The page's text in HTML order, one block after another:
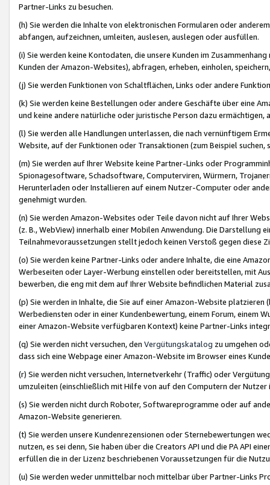
Partner-Links zu besuchen.
(h) Sie werden die Inhalte von elektronischen Formularen oder
abfangen, aufzeichnen, umleiten, auslesen, auslegen oder ausfüllen.
(i) Sie werden keine Kontodaten, die unsere Kunden im
Kunden der Amazon-Websites), abfragen, erheben, einholen,
(j) Sie werden Funktionen von Schaltflächen, Links oder andere
(k) Sie werden keine Bestellungen oder andere Geschäfte über eine
und keine andere natürliche oder juristische Person dazu
(l) Sie werden alle Handlungen unterlassen, die nach vernünftigem
Website, auf der Funktionen oder Transaktionen (zum Beispiel
(m) Sie werden auf Ihrer Website keine Partner-Links oder
Spionagesoftware, Schadsoftware, Computerviren, Würmern,
Herunterladen oder Installieren auf einem Nutzer-Computer oder
genehmigt wurden.
(n) Sie werden Amazon-Websites oder Teile davon nicht auf Ihrer
(z. B., WebView) innerhalb einer Mobilen Anwendung. Die Darstellung
Teilnahmevoraussetzungen stellt jedoch keinen Verstoß gegen diese
(o) Sie werden keine Partner-Links oder andere Inhalte, die eine
Werbeseiten oder Layer-Werbung einstellen oder bereitstellen, mit
bewerben, die eng mit dem auf Ihrer Website befindlichen Material
(p) Sie werden in Inhalte, die Sie auf einer Amazon-Website
Werbediensten oder in einer Kundenbewertung, einem Forum, einem
einer Amazon-Website verfügbaren Kontext) keine Partner-Links
(q) Sie werden nicht versuchen, den Vergütungskatalog zu umgehen
dass sich eine Webpage einer Amazon-Website im Browser eines
(r) Sie werden nicht versuchen, Internetverkehr (Traffic) oder
umzuleiten (einschließlich mit Hilfe von auf den Computern der
(s) Sie werden nicht durch Roboter, Softwareprogramme oder auf
Amazon-Website generieren.
(t) Sie werden unsere Kundenrezensionen oder Sternebewertungen
nutzen, es sei denn, Sie haben über die Creators API und die PA API
erfüllen die in der Lizenz beschriebenen Voraussetzungen für die
(u) Sie werden weder unmittelbar noch mittelbar über Partner-Links